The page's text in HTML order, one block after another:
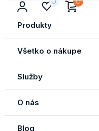
Produkty
Všetko o nákupe
Služby
O nás
Blog